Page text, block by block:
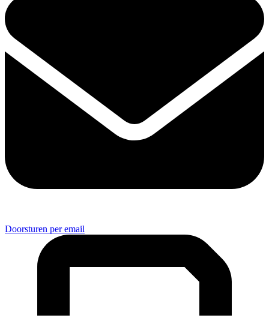
Doorsturen per email